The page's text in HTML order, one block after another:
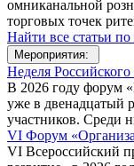
омниканальной
торговых точек
Найти все статьи по
Мероприятия:
Неделя
В 2026 году форум
уже в двенадцатый
участников. Среди
VI Форум
VI Всероссийский